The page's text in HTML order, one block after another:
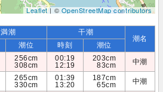
Leaflet| ©OpenStreetMap contributors
満潮 干潮
潮名
潮位 時刻
潮位
256cm
308cm
00:19
12:19
203cm
83cm
中潮
265cm
330cm
01:39
13:20
187cm
65cm
中潮